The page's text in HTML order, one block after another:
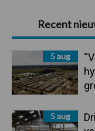
Primaire
Sidebar
Recent
5 aug
5 aug